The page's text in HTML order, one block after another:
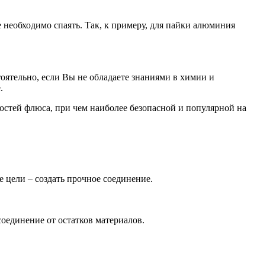
спаять. Так, к примеру, для пайки алюминия
если Вы не обладаете знаниями в химии и
флюса, при чем наиболее безопасной и популярной на
– создать прочное соединение.
от остатков материалов.